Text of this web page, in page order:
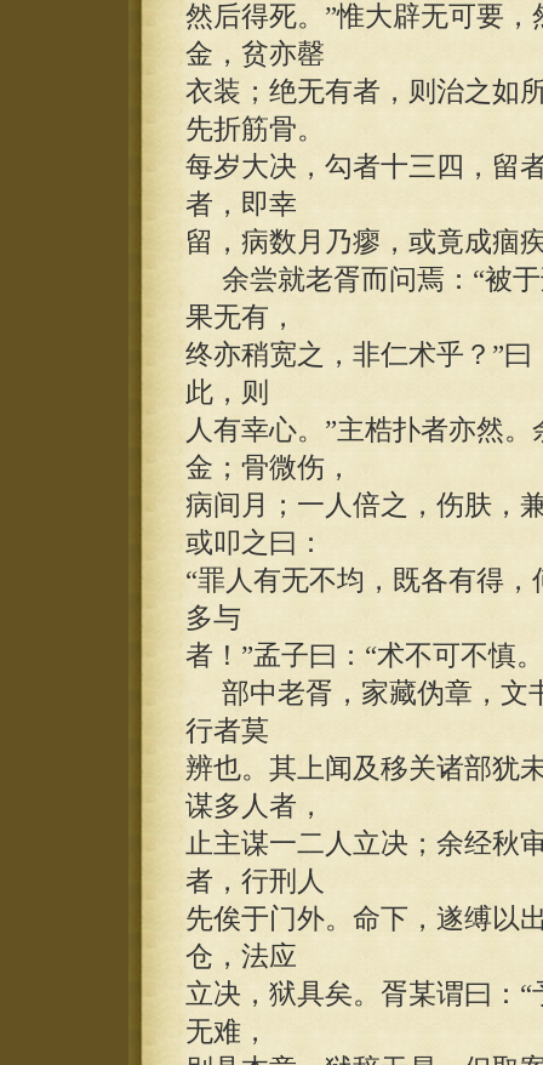
然后得死。”惟大辟无可要
金，贫亦罄
衣装；绝无有者，则治之如
先折筋骨。
每岁大决，勾者十三四，留
者，即幸
留，病数月乃瘳，或竟成痼
余尝就老胥而问焉：“被于
果无有，
终亦稍宽之，非仁术乎？”
此，则
人有幸心。”主梏扑者亦然
金；骨微伤，
病间月；一人倍之，伤肤，
或叩之曰：
“罪人有无不均，既各有得
多与
者！”孟子曰：“术不可不慎
部中老胥，家藏伪章，文
行者莫
辨也。其上闻及移关诸部犹
谋多人者，
止主谋一二人立决；余经秋
者，行刑人
先俟于门外。命下，遂缚以
仓，法应
立决，狱具矣。胥某谓曰：
无难，